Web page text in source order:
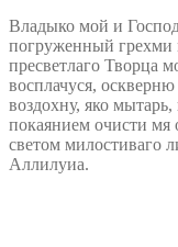
Владыко мой и
погруженный грехми
пресветлаго Творца
восплачуся,
воздохну, яко
покаянием очисти
светом милостиваго
Аллилуиа.